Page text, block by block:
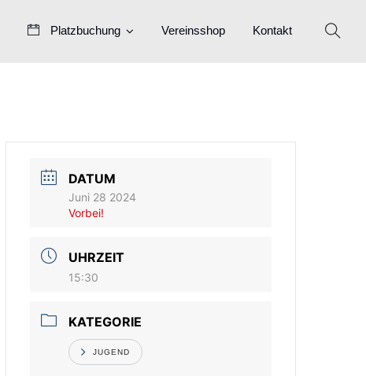
Platzbuchung Vereinsshop Kontakt
DATUM
Juni 28 2024
Vorbei!
UHRZEIT
15:30
KATEGORIE
JUGEND